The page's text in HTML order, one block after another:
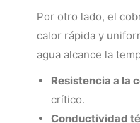
Por otro lado, el
calor rápida y
agua alcance la
Resistencia a la
crítico.
Conductividad